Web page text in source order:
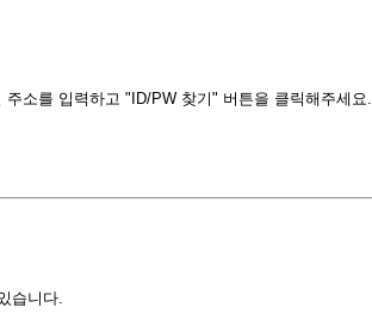
소를 입력하고 "ID/PW 찾기" 버튼을 클릭해주세요.
습니다.